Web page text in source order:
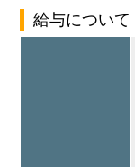
給与について